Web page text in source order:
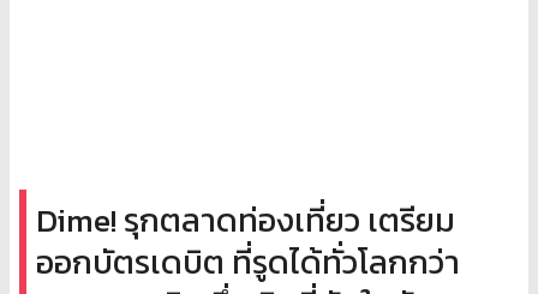
Dime! รุกตลาดท่องเที่ยว เตรียม
ออกบัตรเดบิต ที่รูดได้ทั่วโลกกว่า